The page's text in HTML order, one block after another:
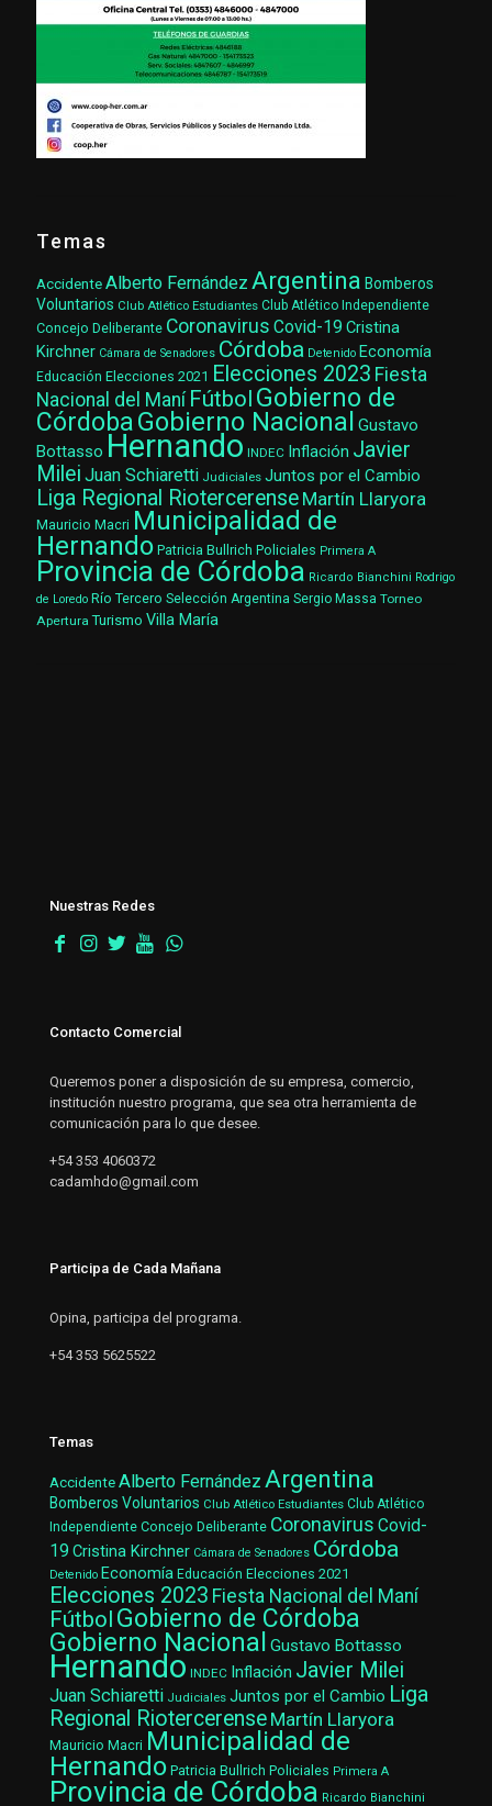
Temas
AccidenteAlberto Fernández Argentina Bomberos
Voluntarios Club Atlético Estudiantes Club Atlético Independiente
Concejo Deliberante Coronavirus Covid-19 Cristina
Kirchner Cámara de Senadores Córdoba Detenido Economía
Educación Elecciones 2021 Elecciones 2023 Fiesta
Nacional del Maní Fútbol Gobierno de
CórdobaGobierno Nacional Gustavo
Bottasso Hernando INDEC Inflación Javier
Milei Juan Schiaretti Judiciales Juntos por el Cambio
Liga Regional Riotercerense Martín Llaryora
Mauricio Macri Municipalidad de
Hernando Patricia Bullrich Policiales Primera A
Provincia de Córdoba Ricardo Bianchini Rodrigo
de Loredo Río Tercero Selección Argentina Sergio Massa Torneo
Apertura Turismo Villa María
Nuestras Redes
Contacto Comercial
Queremos poner a disposición de su empresa, comercio,
institución nuestro programa, que sea otra herramienta de
comunicación para lo que desee.
+54 353 4060372
cadamhdo@gmail.com
Participa de Cada Mañana
Opina, participa del programa.
+54 353 5625522
Temas
AccidenteAlberto Fernández Argentina
Bomberos Voluntarios Club Atlético Estudiantes Club Atlético
Independiente Concejo Deliberante Coronavirus Covid-
19 Cristina Kirchner Cámara de Senadores Córdoba
Detenido Economía Educación Elecciones 2021
Elecciones 2023 Fiesta Nacional del Maní
Fútbol Gobierno de Córdoba
Gobierno Nacional Gustavo Bottasso
Hernando INDEC Inflación Javier Milei
Juan Schiaretti Judiciales Juntos por el Cambio Liga
Regional Riotercerense Martín Llaryora
Mauricio Macri Municipalidad de
Hernando Patricia Bullrich Policiales Primera A
Provincia de Córdoba Ricardo Bianchini